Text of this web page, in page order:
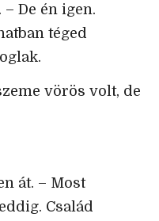
De én igen.
téged
vörös volt, de
át. – Most
Család